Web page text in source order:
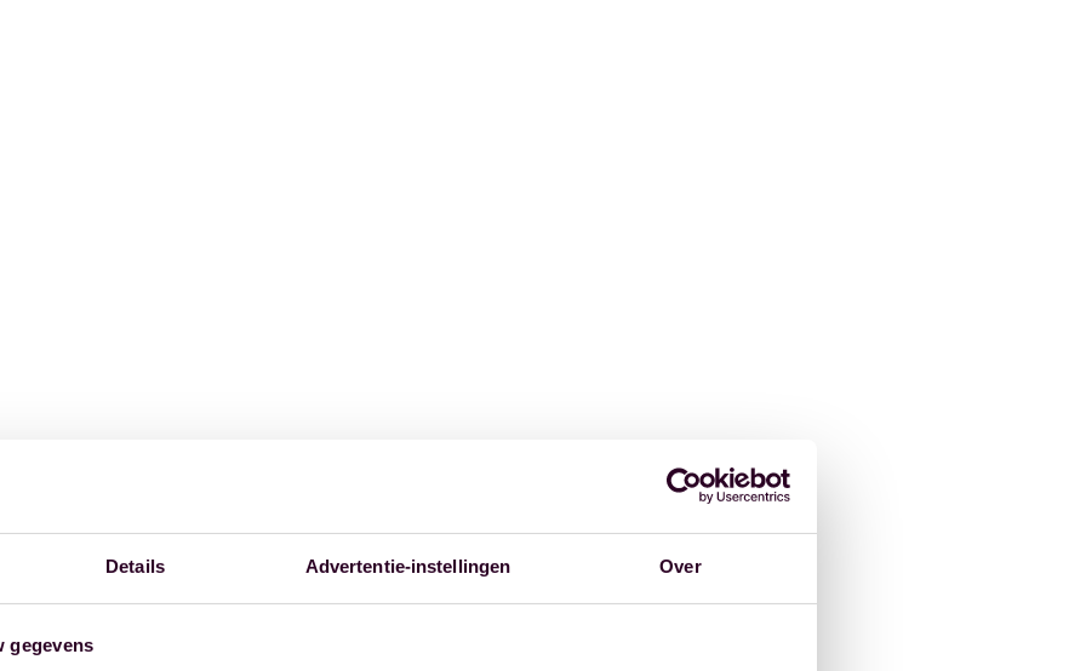
Details Advertentie-instellingen Over
gegevens